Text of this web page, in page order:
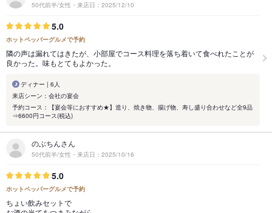
50代前半/女性・来店日：2025/12/10
5.0
ホットペッパーグルメで予約
隣の声は漏れてはきたが、小部屋でコース料理を落ち着いて食べれたことが
良かった。味もとてもよかった。
ディナー | 6人
来店シーン：会社の宴会
予約コース：【宴会等におすすめ★】造り、焼き物、揚げ物、寿し盛り合わせなど全9品
⇒6600円コース(税込)
のぶちんさん
50代前半/女性・来店日：2025/10/16
5.0
ホットペッパーグルメで予約
ちょい飲みセットで